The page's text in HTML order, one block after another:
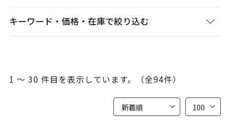
キーワード・価格・在庫で絞り込む
1 ～ 30 件目を表示しています。（全94件）